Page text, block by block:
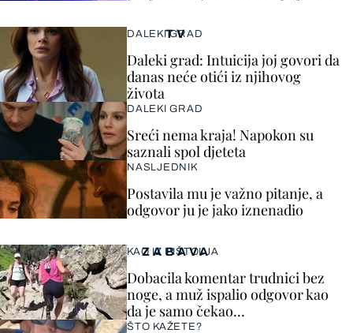
ZABAVA
KAO IZ PIŠTOLJA
Dobacila komentar trudnici bez
noge, a muž ispalio odgovor kao
da je samo čekao…
ŠTO KAŽETE?
TV
DALEKI GRAD
Daleki grad: Intuicija joj govori da
danas neće otići iz njihovog
života
DALEKI GRAD
Sreći nema kraja! Napokon su
saznali spol djeteta
NASLJEDNIK
Postavila mu je važno pitanje, a
odgovor ju je jako iznenadio